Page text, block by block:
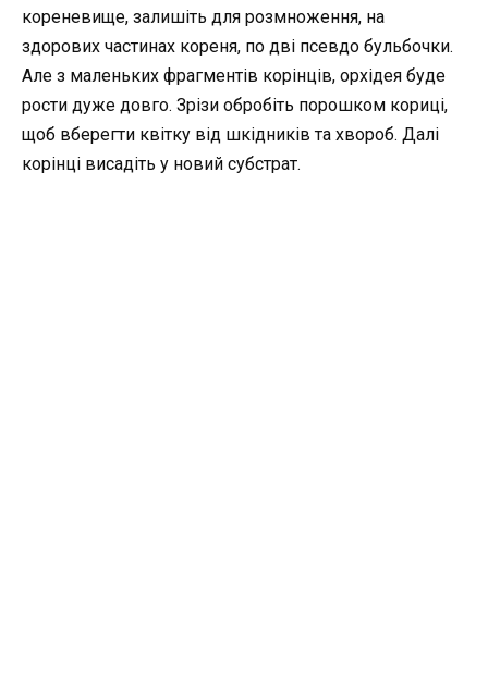
кореневище, залишіть для розмноження, на
здорових частинах кореня, по дві псевдо бульбочки.
Але з маленьких фрагментів корінців, орхідея буде
рости дуже довго. Зрізи обробіть порошком кориці,
щоб вберегти квітку від шкідників та хвороб. Далі
корінці висадіть у новий субстрат.